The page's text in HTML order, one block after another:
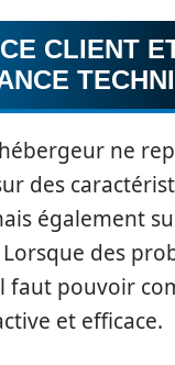
CLIENT
ne
des
également
des
faut pouvoir
et efficace.